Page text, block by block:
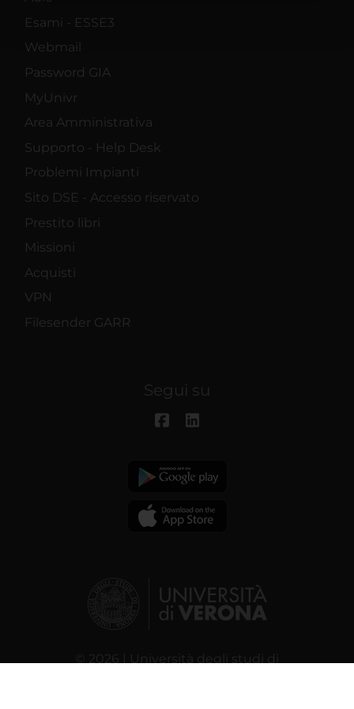
pubblicità e social media, i quali potrebbero combinarle
raccolto dal tuo utilizzo dei loro servizi.
Esami - ESSE3
Webmail
Password GIA
MyUnivr
Area Amministrativa
Supporto - Help Desk
Problemi Impianti
Sito DSE - Accesso riservato
Prestito libri
Missioni
Acquisti
VPN
Filesender GARR
Segui su
© 2026 | Università degli studi di